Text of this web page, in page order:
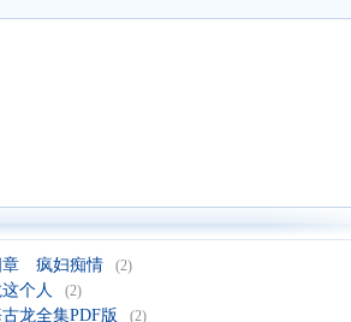
章 疯妇痴情 (2)
个人 (2)
龙全集PDF版 (2)